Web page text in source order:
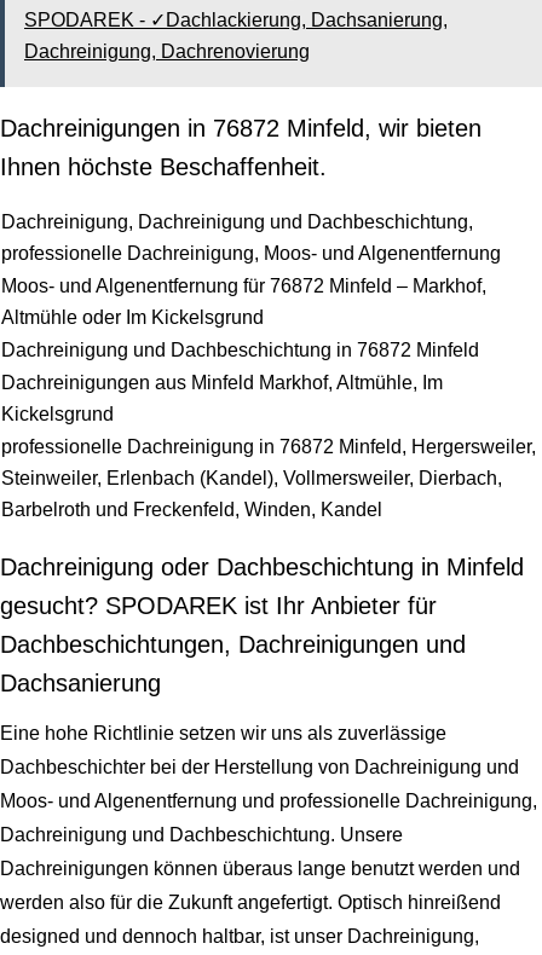
SPODAREK - ✓Dachlackierung, Dachsanierung,
Dachreinigung, Dachrenovierung
Dachreinigungen in 76872 Minfeld, wir bieten
Ihnen höchste Beschaffenheit.
Dachreinigung, Dachreinigung und Dachbeschichtung,
professionelle Dachreinigung, Moos- und Algenentfernung
Moos- und Algenentfernung für 76872 Minfeld – Markhof,
Altmühle oder Im Kickelsgrund
Dachreinigung und Dachbeschichtung in 76872 Minfeld
Dachreinigungen aus Minfeld Markhof, Altmühle, Im
Kickelsgrund
professionelle Dachreinigung in 76872 Minfeld, Hergersweiler,
Steinweiler, Erlenbach (Kandel), Vollmersweiler, Dierbach,
Barbelroth und Freckenfeld, Winden, Kandel
Dachreinigung oder Dachbeschichtung in Minfeld
gesucht? SPODAREK ist Ihr Anbieter für
Dachbeschichtungen, Dachreinigungen und
Dachsanierung
Eine hohe Richtlinie setzen wir uns als zuverlässige
Dachbeschichter bei der Herstellung von Dachreinigung und
Moos- und Algenentfernung und professionelle Dachreinigung,
Dachreinigung und Dachbeschichtung. Unsere
Dachreinigungen können überaus lange benutzt werden und
werden also für die Zukunft angefertigt. Optisch hinreißend
designed und dennoch haltbar, ist unser Dachreinigung,